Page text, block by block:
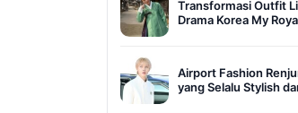
Transformasi Outfit
Drama Korea My
Airport Fashion
yang Selalu Stylish